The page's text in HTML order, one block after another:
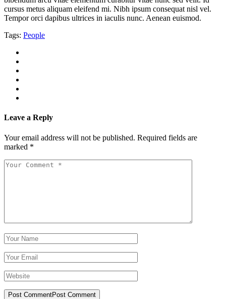
cursus metus aliquam eleifend mi. Nibh ipsum consequat nisl vel.
Tempor orci dapibus ultrices in iaculis nunc. Aenean euismod.
Tags: People
Leave a Reply
Your email address will not be published. Required fields are
marked *
Post CommentPost Comment